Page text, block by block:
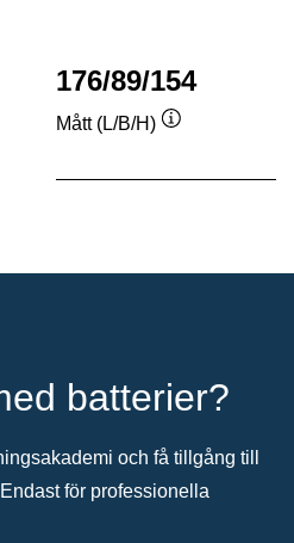
176/89/154
Mått (L/B/H)
batterier?
och få tillgång till
för professionella